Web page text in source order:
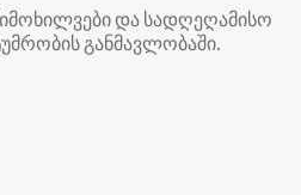
და სადღეღამისო
განმავლობაში.